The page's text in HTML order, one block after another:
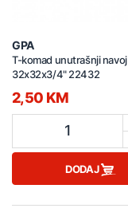
GPA
T-komad unutrašnji navoj
32x32x3/4" 22432
2,50 KM
1
DODAJ